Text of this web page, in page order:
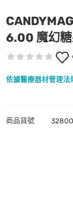
6.00 魔幻糖
依據醫療器材管理法
商品貨號